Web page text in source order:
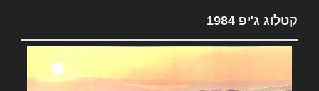
קטלוג ג'יפ 1984